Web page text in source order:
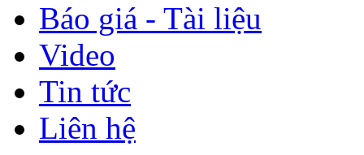
Báo giá - Tài liệu
Video
Tin tức
Liên hệ